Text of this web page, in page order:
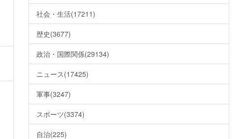
社会・生活(17211)
歴史(3677)
政治・国際関係(29134)
ニュース(17425)
軍事(3247)
スポーツ(3374)
自治(225)